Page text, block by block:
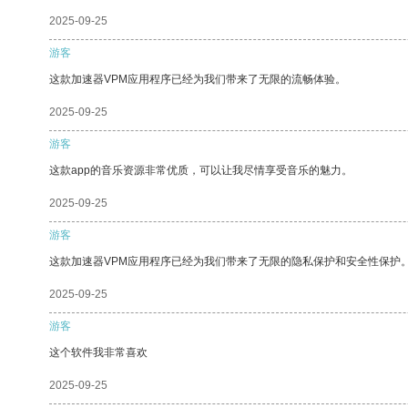
2025-09-25
游客
这款加速器VPM应用程序已经为我们带来了无限的流畅体验。
2025-09-25
游客
这款app的音乐资源非常优质，可以让我尽情享受音乐的魅力。
2025-09-25
游客
这款加速器VPM应用程序已经为我们带来了无限的隐私保护和安全性保护
2025-09-25
游客
这个软件我非常喜欢
2025-09-25